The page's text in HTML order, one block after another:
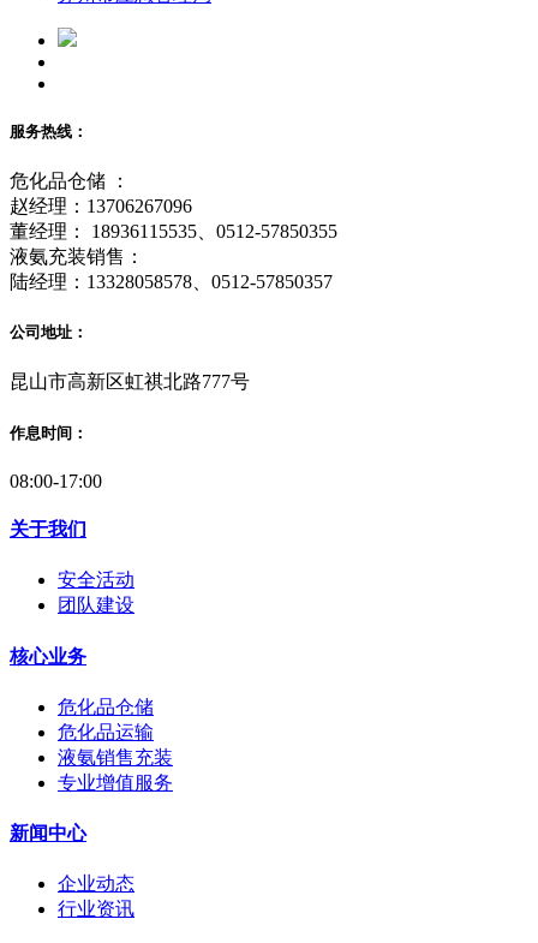
服务热线：
危化品仓储 ：
赵经理：13706267096
董经理： 18936115535、0512-57850355
液氨充装销售：
陆经理：13328058578、0512-57850357
公司地址：
昆山市高新区虹祺北路777号
作息时间：
08:00-17:00
关于我们
安全活动
团队建设
核心业务
危化品仓储
危化品运输
液氨销售充装
专业增值服务
新闻中心
企业动态
行业资讯